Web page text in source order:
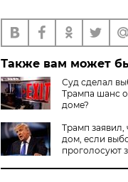
Также вам может
Суд сделал
Трампа шанс
доме?
Трамп заявил,
дом, если
проголосуют